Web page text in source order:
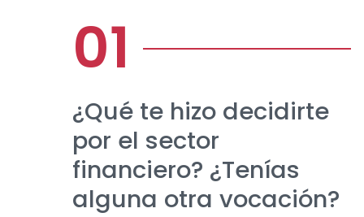
¿Qué te hizo decidirte
por el sector
financiero? ¿Tenías
alguna otra vocación?